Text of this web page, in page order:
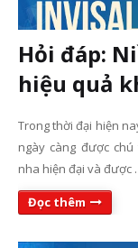
Hỏi đáp:
hiệu quả
Trong thời đại hiện
ngày càng được
nha hiện đại và được
Đọc thêm